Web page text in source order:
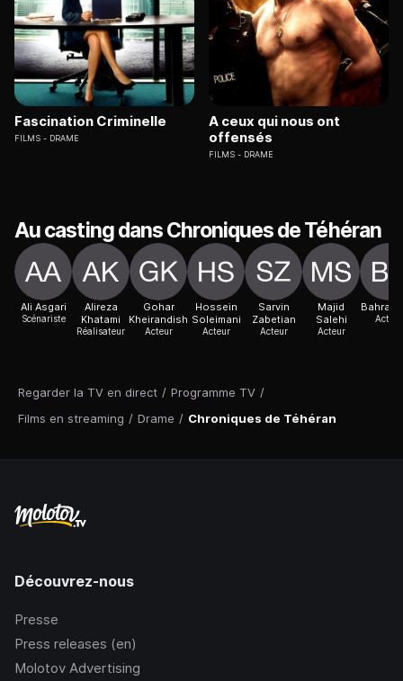
Regarder la TV en direct / Programme TV /
Films en streaming / Drame / Chroniques de Téhéran
Fascination Criminelle
FILMS DRAME
A ceux qui nous ont
offensés
FILMS DRAME
Au casting dans Chroniques de Téhéran
Ali Asgari
Scénariste
Alireza
Khatami
Réalisateur
Gohar
Kheirandish
Acteur
Hossein
Soleimani
Acteur
Sarvin
Zabetian
Acteur
Majid
Salehi
Acteur
Bahram
Acteur
Découvrez-nous
Presse
Press releases (en)
Molotov Advertising